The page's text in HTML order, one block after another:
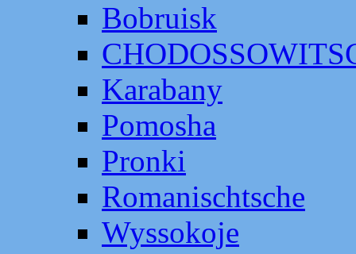
Bobruisk
Karabany
Pomosha
Pronki
Romanischtsche
Wyssokoje